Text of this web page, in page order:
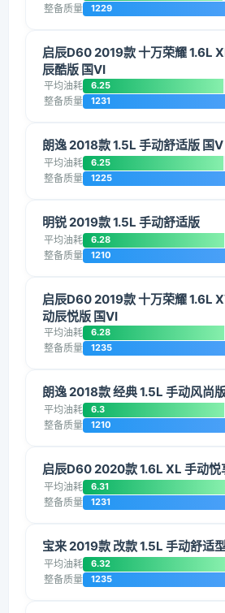
整备质量 1229
启辰D60 2019款 十万荣耀 1.6L
辰酷版 国VI
平均油耗 6.25
整备质量 1231
朗逸 2018款 1.5L 手动舒适版 国V
平均油耗 6.25
整备质量 1225
明锐 2019款 1.5L 手动舒适版
平均油耗 6.28
整备质量 1210
启辰D60 2019款 十万荣耀 1.6L
动辰悦版 国VI
平均油耗 6.28
整备质量 1235
朗逸 2018款 经典 1.5L 手动风尚
平均油耗 6.3
整备质量 1210
启辰D60 2020款 1.6L XL 手动悦
平均油耗 6.31
整备质量 1231
宝来 2019款 改款 1.5L 手动舒适
平均油耗 6.32
整备质量 1235